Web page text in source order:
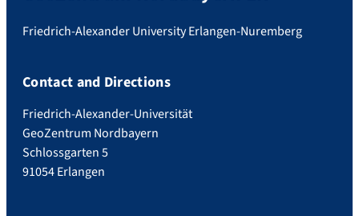
Friedrich-Alexander University Erlangen-Nuremberg
Contact and Directions
Friedrich-Alexander-Universität
GeoZentrum Nordbayern
Schlossgarten 5
91054 Erlangen